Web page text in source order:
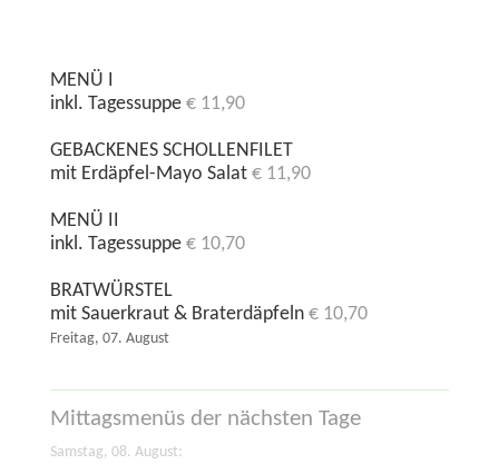
MENÜ I
inkl. Tagessuppe € 11,90
GEBACKENES SCHOLLENFILET
mit Erdäpfel-Mayo Salat € 11,90
MENÜ II
inkl. Tagessuppe € 10,70
BRATWÜRSTEL
mit Sauerkraut & Braterdäpfeln € 10,70
Freitag, 07. August
Mittagsmenüs der nächsten Tage
Samstag, 08. August: